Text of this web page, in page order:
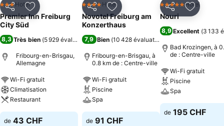
PartagerAjouter à mes favoris
3 ÉtoilesHotel
Premier Inn Freiburg
City Süd
8,3 Très bien (5 929 évaluations)
Fribourg-en-Brisgau,
Allemagne
Wi-Fi gratuit
Climatisation
Restaurant
de 43 CHF
PartagerAjouter à mes favoris
4 ÉtoilesHotel
Novotel Freiburg am
Konzerthaus
7,9 Bien (10 428 évaluations
Fribourg-en-Brisgau, à
0.8 km de : Centre-ville
Wi-Fi gratuit
Piscine
Spa
de 91 CHF
PartagerAjouter
5 Étoiles Hotel
Nouri
8,9 Excellent (3 133
Bad Krozingen, à
de : Centre-ville
Wi-Fi gratuit
Piscine
Spa
de 195 CHF